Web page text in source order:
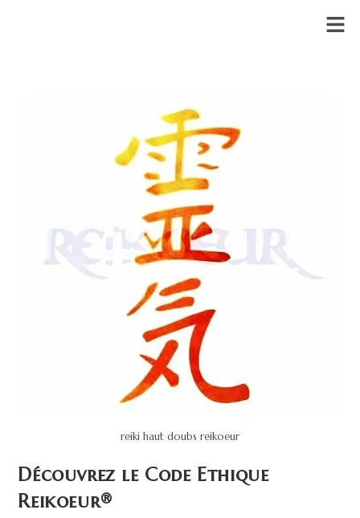
reiki haut doubs reikoeur
Découvrez le Code Ethique
Reikoeur®